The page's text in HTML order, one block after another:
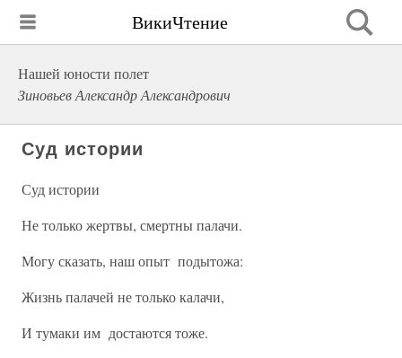
ВикиЧтение
Нашей юности полет
Зиновьев Александр Александрович
Суд истории
Суд истории
Не только жертвы, смертны палачи.
Могу сказать, наш опыт подытожа:
Жизнь палачей не только калачи,
И тумаки им достаются тоже.